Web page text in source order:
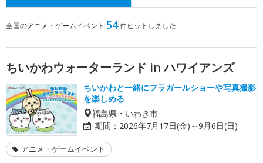
全国のアニメ・ゲームイベント 54件ヒットしました
ちいかわウォーターランド in ハワイアンズ
ちいかわと一緒にフラガールショーや写真撮影
を楽しめる
福島県・いわき市
期間： 2026年7月17日(金)～9月6日(日)
アニメ・ゲームイベント